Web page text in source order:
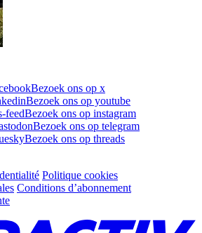
Bezoek ons op x
Bezoek ons op youtube
feedBezoek ons op instagram
Bezoek ons op telegram
Bezoek ons op threads
Politique cookies
Conditions d’abonnement